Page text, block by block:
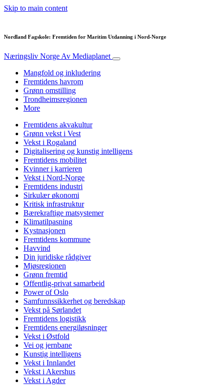
Skip to main content
Nordland Fagskole: Fremtiden for Maritim Utdanning i Nord-Norge
Næringsliv Norge Av Mediaplanet
Mangfold og inkludering
Fremtidens havrom
Grønn omstilling
Trondheimsregionen
More
Fremtidens akvakultur
Grønn vekst i Vest
Vekst i Rogaland
Digitalisering og kunstig intelligens
Fremtidens mobilitet
Kvinner i karrieren
Vekst i Nord-Norge
Fremtidens industri
Sirkulær økonomi
Kritisk infrastruktur
Bærekraftige matsystemer
Klimatilpasning
Kystnasjonen
Fremtidens kommune
Havvind
Din juridiske rådgiver
Mjøsregionen
Grønn fremtid
Offentlig-privat samarbeid
Power of Oslo
Samfunnssikkerhet og beredskap
Vekst på Sørlandet
Fremtidens logistikk
Fremtidens energiløsninger
Vekst i Østfold
Vei og jernbane
Kunstig intelligens
Vekst i Innlandet
Vekst i Akershus
Vekst i Agder